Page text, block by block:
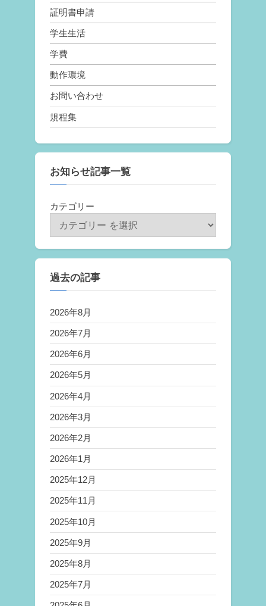
証明書申請
学生生活
学費
動作環境
お問い合わせ
規程集
お知らせ記事一覧
カテゴリー
過去の記事
2026年8月
2026年7月
2026年6月
2026年5月
2026年4月
2026年3月
2026年2月
2026年1月
2025年12月
2025年11月
2025年10月
2025年9月
2025年8月
2025年7月